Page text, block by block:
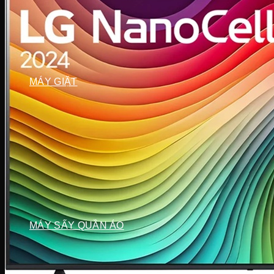
Điều hòa Ecool
Điều hòa Sunhouse
Điều hòa Fujiaire
Điều hòa General
Điều hòa Sumikura
MÁY GIẶT
Máy giặt LG
Máy giặt Beko
Máy giặt Aqua
Máy giặt Sharp
Máy giặt Bosch
Máy giặt Casper
Máy giặt Toshiba
Máy giặt SamSung
Máy giặt Panasonic
Máy giặt Electrolux
MÁY SẤY QUẦN ÁO
Máy sấy LG
Máy sấy Aqua
Máy sấy Candy